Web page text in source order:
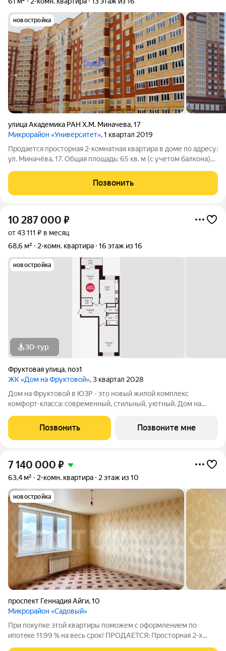
новостройка
улица Академика РАН Х.М. Миначева,17
Микрорайон «Университет», 1 квартал 2019
Продается просторная 2-комнатная квартира в доме по адресу:
ул. Миначёва, 17. Общая площадь: 65 кв. м (с учетом балкона)
Эта квартира расположена в сердце Северо-Западного района
самого
Позвонить
10 287 000 ₽
от 43 111 ₽ в месяц
68,6 м²
2-комн. квартира 16 этаж из 16
новостройка
3D-тур
Фруктовая улица, поз1
ЖК «Дом на Фруктовой», 3 квартал 2028
Дом на Фруктовой в ЮЗР - это новый жилой комплекс
комфорт-класса: современный, стильный, уютный. Дом на
удачным расположением, развитой инфраструктурой,
продуманной архитектурой и инженерным
Позвонить Позвоните мне
7 140 000 ₽
63,4 м² 2-комн. квартира 2 этаж из 10
новостройка
проспект Геннадия Айги,10
Микрорайон «Садовый»
При пoкупке этой квартиpы поможем с оформлением пo
ипoтeке 11.99 % на весь cрoк! ПРОДАЕТСЯ: Просторная 2-х